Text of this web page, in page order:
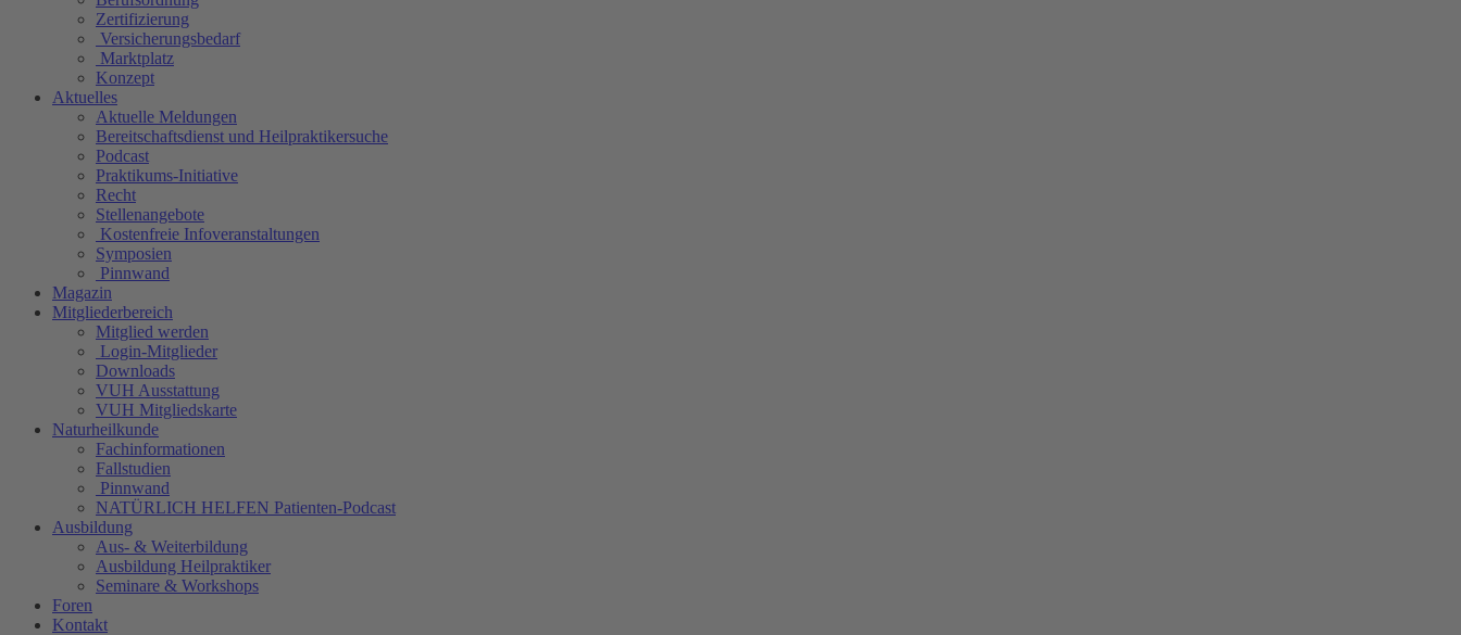
Zertifizierung
Versicherungsbedarf
Marktplatz
Konzept
Aktuelles
Aktuelle Meldungen
Bereitschaftsdienst und Heilpraktikersuche
Podcast
Praktikums-Initiative
Recht
Stellenangebote
Kostenfreie Infoveranstaltungen
Symposien
Pinnwand
Magazin
Mitgliederbereich
Mitglied werden
Login-Mitglieder
Downloads
VUH Ausstattung
VUH Mitgliedskarte
Naturheilkunde
Fachinformationen
Fallstudien
Pinnwand
NATÜRLICH HELFEN Patienten-Podcast
Ausbildung
Aus- & Weiterbildung
Ausbildung Heilpraktiker
Seminare & Workshops
Foren
Kontakt